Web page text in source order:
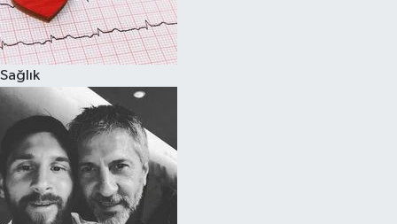
Sağlık
Spor
Çocuk
Eğitim
Hava Durumu